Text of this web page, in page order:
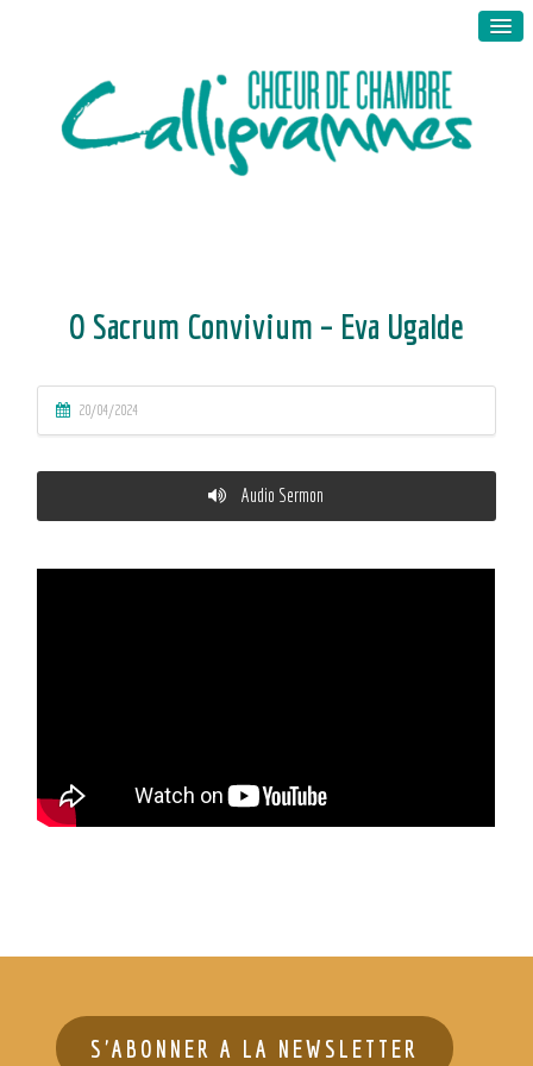
O Sacrum Convivium – Eva Ugalde
20/04/2024
Audio Sermon
S'ABONNER A LA NEWSLETTER